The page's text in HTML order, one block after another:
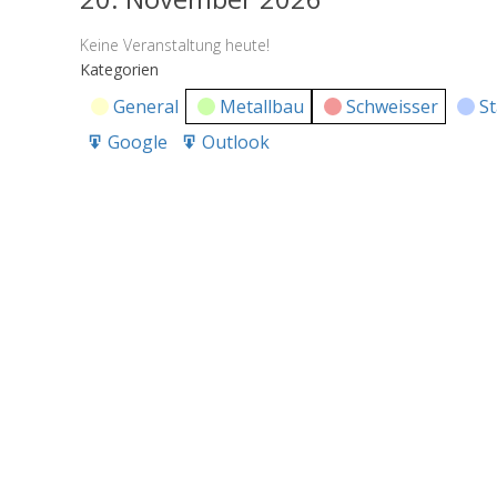
Keine Veranstaltung heute!
Kategorien
General Metallbau Schweisser
Export
Google
Export
Outlook